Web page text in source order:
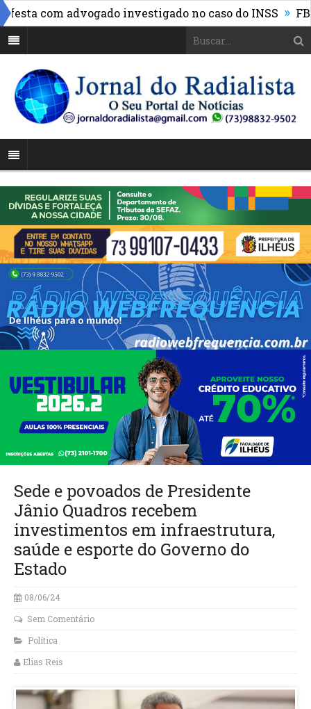
advogado investigado no caso do INSS » FBF
Sede e povoados de Presidente
Jânio Quadros recebem
investimentos em infraestrutura,
saúde e esporte do Governo do
Estado
08/06/24
Sem Comentário
Política
Elias Reis